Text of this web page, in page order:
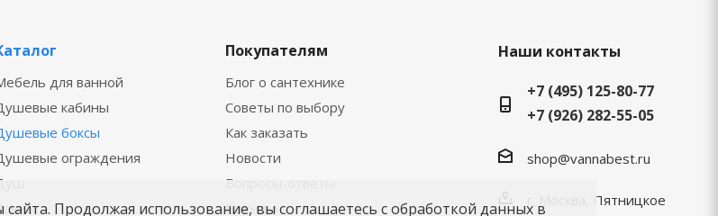
для ванной
кабины
боксы
ограждения
Покупателям
Блог о сантехнике
Советы по выбору
Как заказать
Новости
Вопросы-ответы
Бренды
Наши контакты
+7 (495) 125-80-77
+7 (926) 282-55-05
shop@vannabest.ru
г. Москва, Пятницкое
Продолжая использование, вы соглашаетесь с обработкой данных в